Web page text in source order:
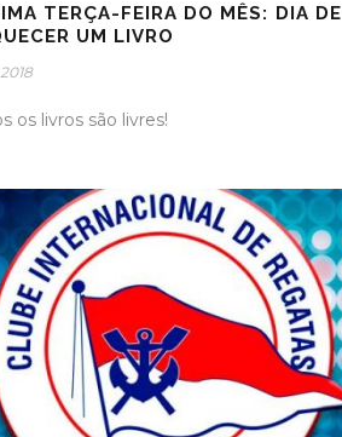
TERÇA-FEIRA DO MÊS: DIA DE
UM LIVRO
os livros são livres!